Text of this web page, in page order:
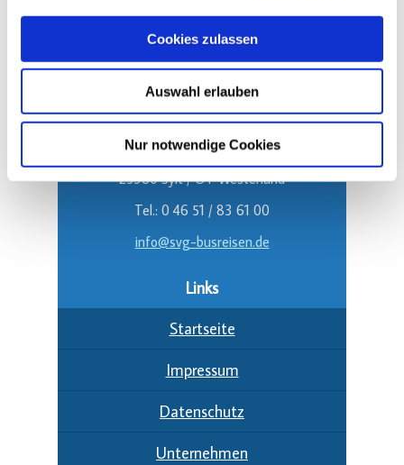
Cookies zulassen
Auswahl erlauben
Nur notwendige Cookies
Folgen Sie uns!
Kontakt
SVG GmbH & Co. KG
Trift 1
25980 Sylt / OT Westerland
Tel.: 0 46 51 / 83 61 00
info@svg-busreisen.de
Links
Startseite
Impressum
Datenschutz
Unternehmen